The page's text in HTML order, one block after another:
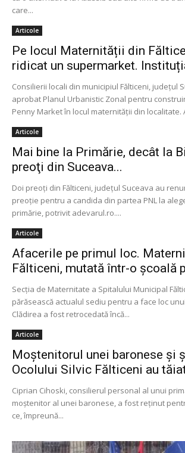
care...
Articole
Pe locul Maternității din
ridicat un supermarket.
Consilierii locali din municipiul Fălticeni, judeţul
aprobat Planul Urbanistic Zonal pentru
Penny Market în locul maternităţii din localitate.
Articole
Mai bine la Primărie, decât la
preoţi din Suceava...
Doi preoți din Fălticeni, județul Suceava au
preoție pentru a candida din partea PNL la
primărie, potrivit adevarul.ro....
Articole
Afacerile pe primul loc.
Fălticeni, mutată într-o şcoală
Secţia de Maternitate a Spitalului Municipal
părăsească actualul sediu pentru a face loc
Clădirea a fost retrocedată încă...
Articole
Moştenitorul unei baronese şi
Ocolului Silvic Fălticeni au
Ciprian Cihoski, consilierul personal al unui
moştenitor al unei baronese, a fost reţinut
ce, împreună...